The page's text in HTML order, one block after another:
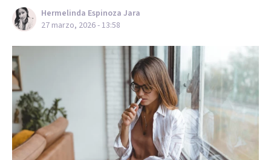
Hermelinda Espinoza Jara
27 marzo, 2026 - 13:58